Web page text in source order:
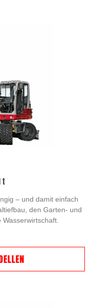
t
– und damit einfach
den Garten- und